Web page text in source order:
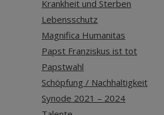
Krankheit und Sterben
Lebensschutz
Magnifica Humanitas
Papst Franziskus ist tot
Papstwahl
Schöpfung / Nachhaltigkeit
Synode 2021 – 2024